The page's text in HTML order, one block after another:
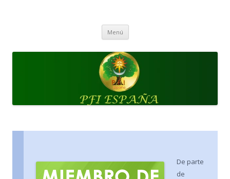
España | PFI España
Menú
De parte
de